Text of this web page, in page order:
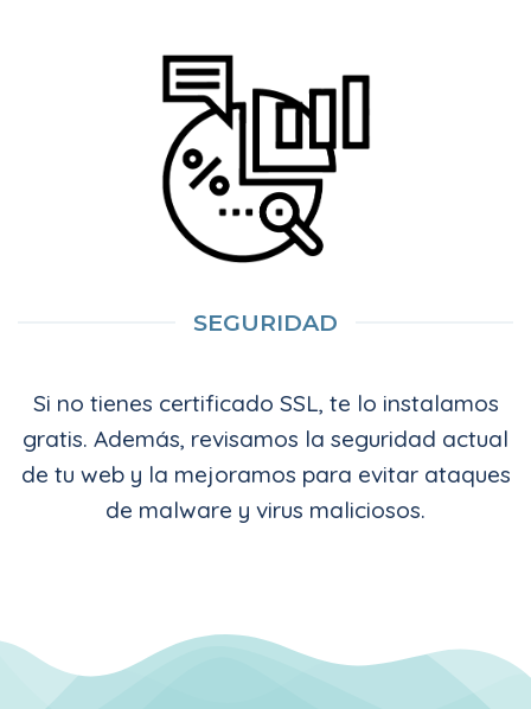
SEGURIDAD
Si no tienes certificado SSL, te lo instalamos
gratis. Además, revisamos la seguridad actual
de tu web y la mejoramos para evitar ataques
de malware y virus maliciosos.